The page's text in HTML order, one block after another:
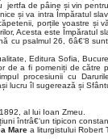
jertfa de pâine și vin
și va intra Împăratul
porțile voastre și
Acesta este Împăratul
cu psalmul 26, 6â€‘8
Editura Sofia,
de a fi pomeniți de către
procesiunii cu
lucru îl sugerează și
al lui Ioan Zmeu.
întrâ€‘un tipicon
Mare a liturgistului Robert